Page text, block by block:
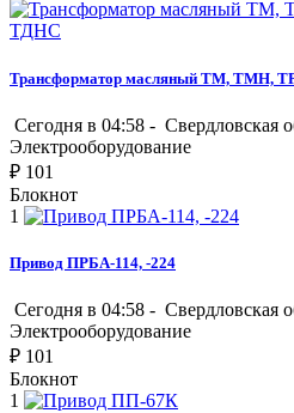
Трансформатор масляный ТМ, ТМН,
Сегодня в 04:58 - Свердловская
Электрооборудование
₽ 101
Блокнот
1
Привод ПРБА-114, -224
Сегодня в 04:58 - Свердловская
Электрооборудование
₽ 101
Блокнот
1